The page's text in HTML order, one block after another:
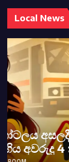
Local News
LOCAL
කර්නල්
අභාවය